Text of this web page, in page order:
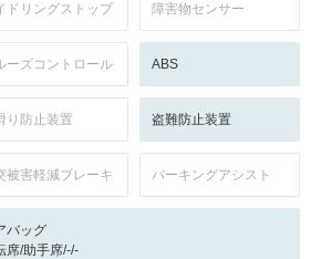
ドリングストップ 障害物センサー
ーズコントロール ABS
り防止装置 盗難防止装置
被害軽減ブレーキ パーキングアシスト
バッグ
席/助手席/-/-